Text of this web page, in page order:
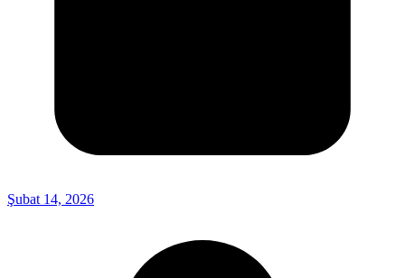
Şubat 14, 2026